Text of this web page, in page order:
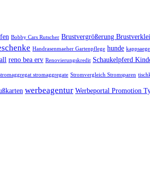
Bobby Cars Rutscher Brustvergrößerung
Handrasenmaeher Gartenpflege hunde
reno bea erv Renovierungskredit Schaukelpferd
stromaggregate Stromvergleich Stromsparen
werbeagentur Werbeportal Promotion